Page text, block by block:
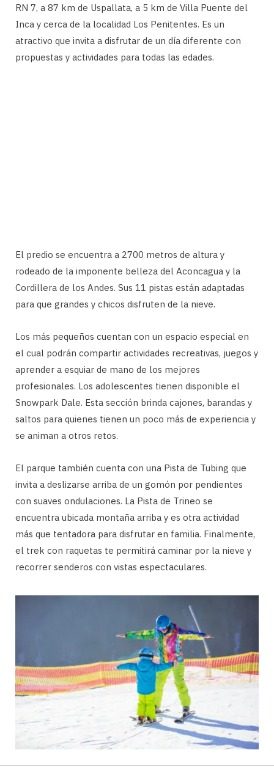
RN 7, a 87 km de Uspallata, a 5 km de Villa Puente del
Inca y cerca de la localidad Los Penitentes. Es un
atractivo que invita a disfrutar de un día diferente con
propuestas y actividades para todas las edades.
El predio se encuentra a 2700 metros de altura y
rodeado de la imponente belleza del Aconcagua y la
Cordillera de los Andes. Sus 11 pistas están adaptadas
para que grandes y chicos disfruten de la nieve.
Los más pequeños cuentan con un espacio especial en
el cual podrán compartir actividades recreativas, juegos y
aprender a esquiar de mano de los mejores
profesionales. Los adolescentes tienen disponible el
Snowpark Dale. Esta sección brinda cajones, barandas y
saltos para quienes tienen un poco más de experiencia y
se animan a otros retos.
El parque también cuenta con una Pista de Tubing que
invita a deslizarse arriba de un gomón por pendientes
con suaves ondulaciones. La Pista de Trineo se
encuentra ubicada montaña arriba y es otra actividad
más que tentadora para disfrutar en familia. Finalmente,
el trek con raquetas te permitirá caminar por la nieve y
recorrer senderos con vistas espectaculares.